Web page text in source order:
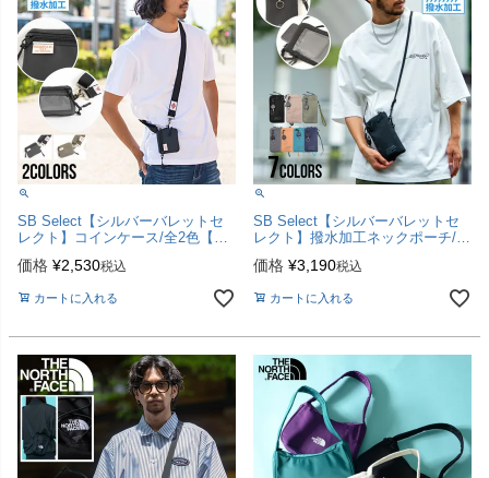
SB Select【シルバーバレットセ
レクト】コインケース/全2色【メ
価格 ¥2,530税込
カートに入れる
SB Select【シルバーバレットセ
レクト】撥水加工ネックポーチ/全
価格 ¥3,190税込
カートに入れる